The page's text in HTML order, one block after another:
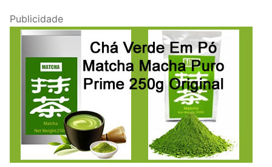
Publicidade